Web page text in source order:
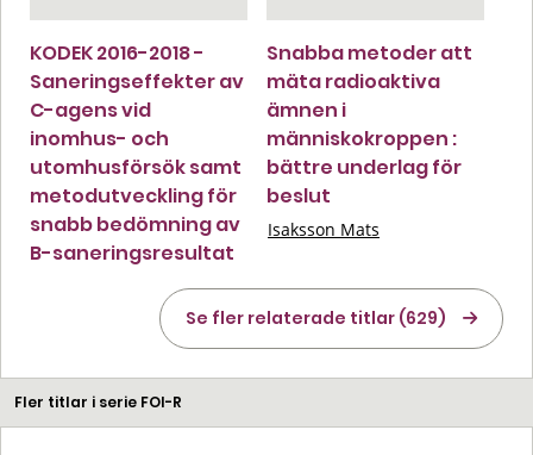
KODEK 2016-2018 -
Saneringseffekter av
C-agens vid
inomhus- och
utomhusförsök samt
metodutveckling för
snabb bedömning av
B-saneringsresultat
Snabba metoder att
mäta radioaktiva
ämnen i
människokroppen :
bättre underlag för
beslut
Isaksson Mats
Se fler relaterade titlar (629)
Fler titlar i serie FOI-R